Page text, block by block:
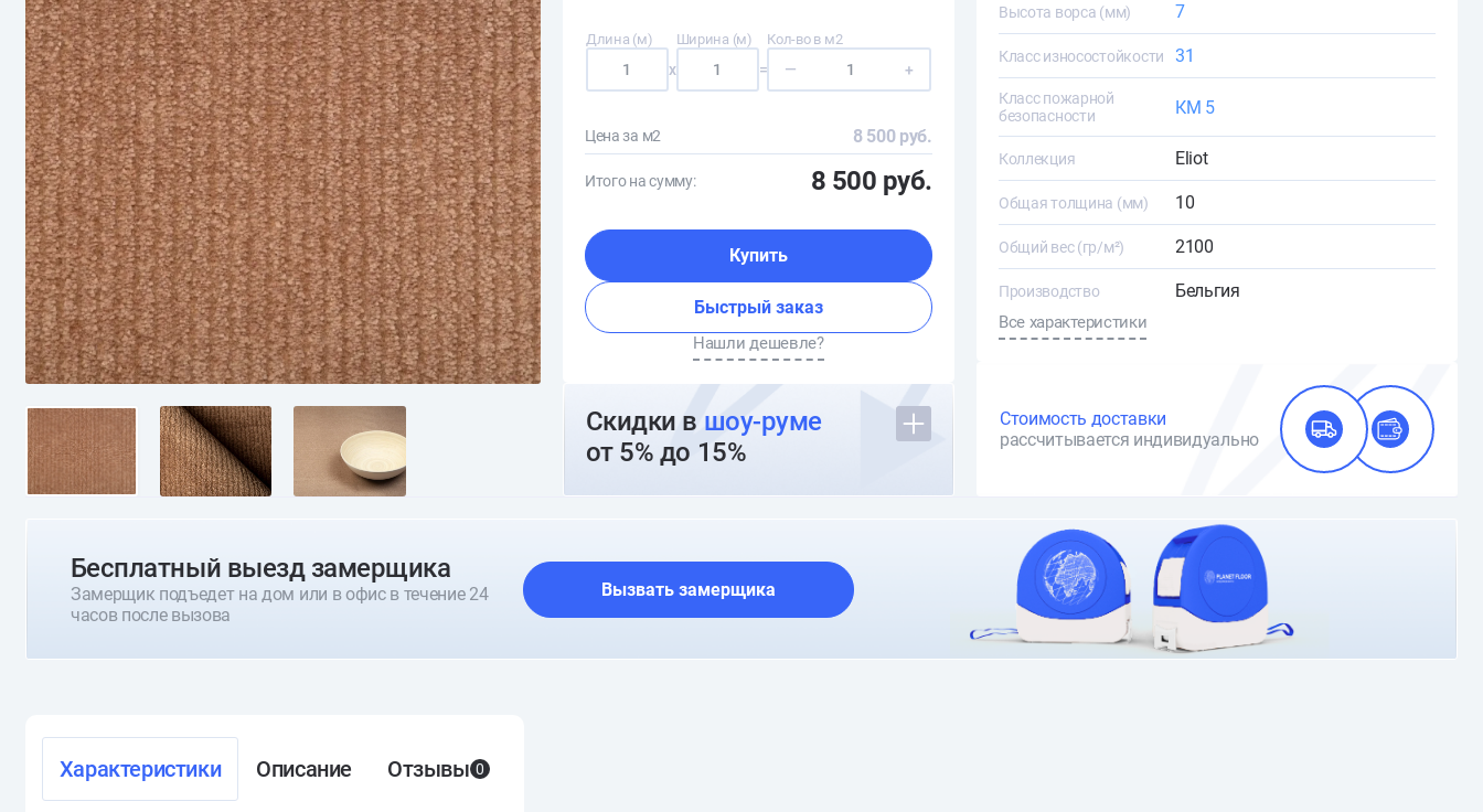
Длина (м)
x
Ширина (м)
=
Кол-во в м2
— +
Цена за м2 8 500 руб.
Итого на сумму: 8 500 руб.
Купить
Быстрый заказ
Нашли дешевле?
Скидки в шоу-руме
от 5% до 15%
Высота ворса (мм) 7
Класс износостойкости 31
Класс пожарной
безопасности
КМ 5
Коллекция Eliot
Общая толщина (мм) 10
Общий вес (гр/м²) 2100
Производство Бельгия
Все характеристики
Стоимость доставки
рассчитывается индивидуально
О доставке и оплате
Бесплатный выезд замерщика
Замерщик подъедет на дом или в офис в течение 24
часов после вызова
Вызвать замерщика
Характеристики Описание Отзывы 0